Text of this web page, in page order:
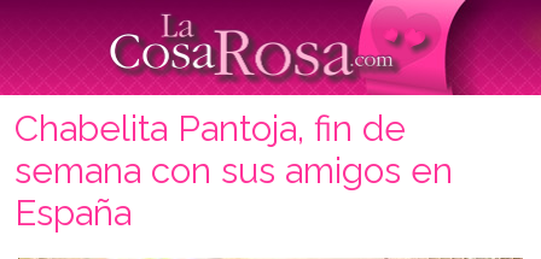
Chabelita Pantoja, fin de
semana con sus amigos en
España